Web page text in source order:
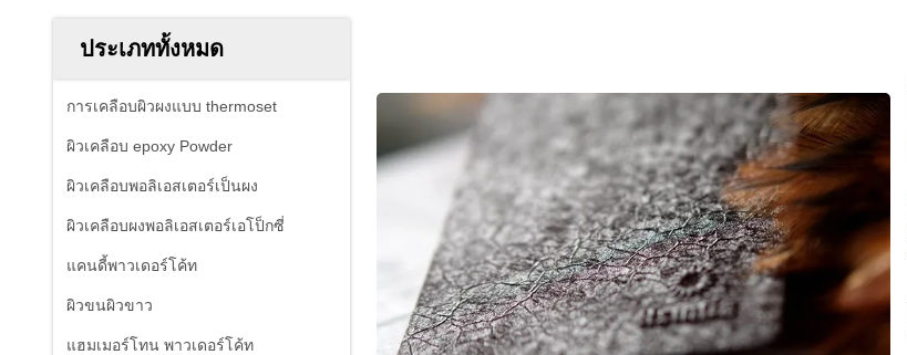
ประเภททั้งหมด
การเคลือบผิวผงแบบ thermoset
ผิวเคลือบ epoxy Powder
ผิวเคลือบพอลิเอสเตอร์เป็นผง
ผิวเคลือบผงพอลิเอสเตอร์เอโป็กซี่
แคนดี้พาวเดอร์โค้ท
ผิวขนผิวขาว
แฮมเมอร์โทน พาวเดอร์โค้ท